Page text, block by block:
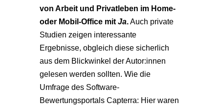
von Arbeit und Privatleben im Home-
oder Mobil-Office mit Ja.Auch private
Studien zeigen interessante
Ergebnisse, obgleich diese sicherlich
aus dem Blickwinkel der Autor:innen
gelesen werden sollten. Wie die
Umfrage des Software-
Bewertungsportals Capterra: Hier waren